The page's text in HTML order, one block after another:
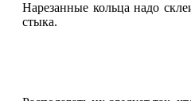
Нарезанные кольца надо
стыка.